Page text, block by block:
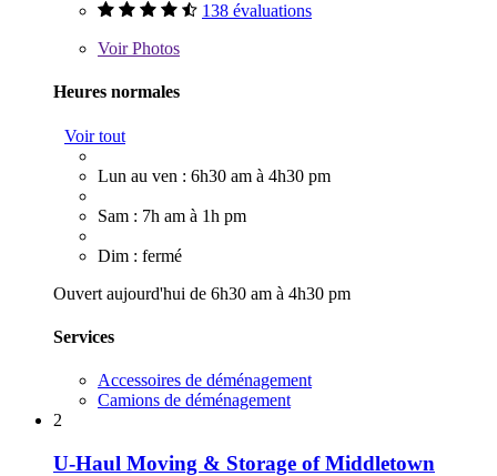
138 évaluations
VoirPhotos
Heures normales
Voir tout
Lun au ven : 6h30 am à 4h30 pm
Sam : 7h am à 1h pm
Dim : fermé
Ouvert aujourd'hui de 6h30 am à 4h30 pm
Services
Accessoires de déménagement
Camions de déménagement
2
U-Haul Moving & Storage of Middletown